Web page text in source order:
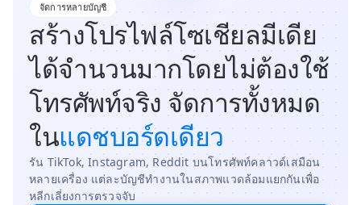
จัดการหลายบัญชี
สร้างโปรไฟล์โซเชียลมีเดีย
ได้จำนวนมากโดยไม่ต้องใช้
โทรศัพท์จริง จัดการทั้งหมด
ในแดชบอร์ดเดียว
รัน TikTok, Instagram, Reddit บนโทรศัพท์คลาวด์เสมือน
หลายเครื่อง แต่ละบัญชีทำงานในสภาพแวดล้อมแยกกันเพื่อ
หลีกเลี่ยงการตรวจจับ